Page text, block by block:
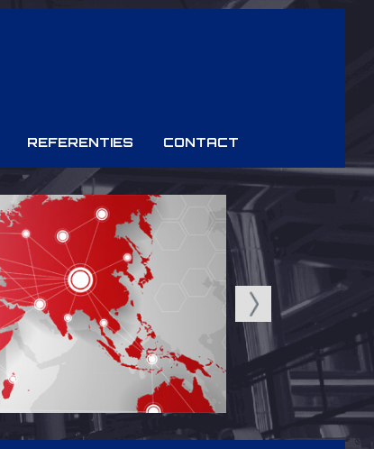
REFERENTIES CONTACT